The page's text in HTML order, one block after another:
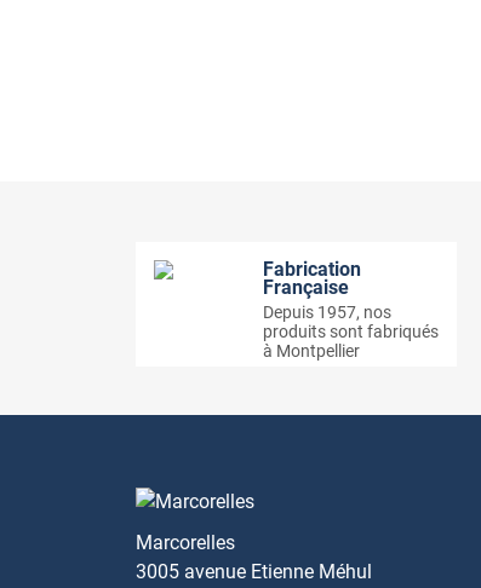
Fabrication
Française
Depuis 1957, nos
produits sont fabriqués
à Montpellier
Marcorelles
3005 avenue Etienne Méhul